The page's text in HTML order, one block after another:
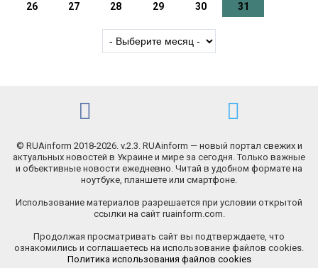
26
27 28 29 30 31
© RUAinform 2018-2026. v.2.3. RUAinform — новый портал свежих и
актуальных новостей в Украине и мире за сегодня. Только важные
и объективные новости ежедневно. Читай в удобном формате на
ноутбуке, планшете или смартфоне.
Использование материалов разрешается при условии открытой
ссылки на сайт ruainform.com.
Продолжая просматривать сайт вы подтверждаете, что
ознакомились и соглашаетесь на использование файлов cookies.
Политика использования файлов cookies